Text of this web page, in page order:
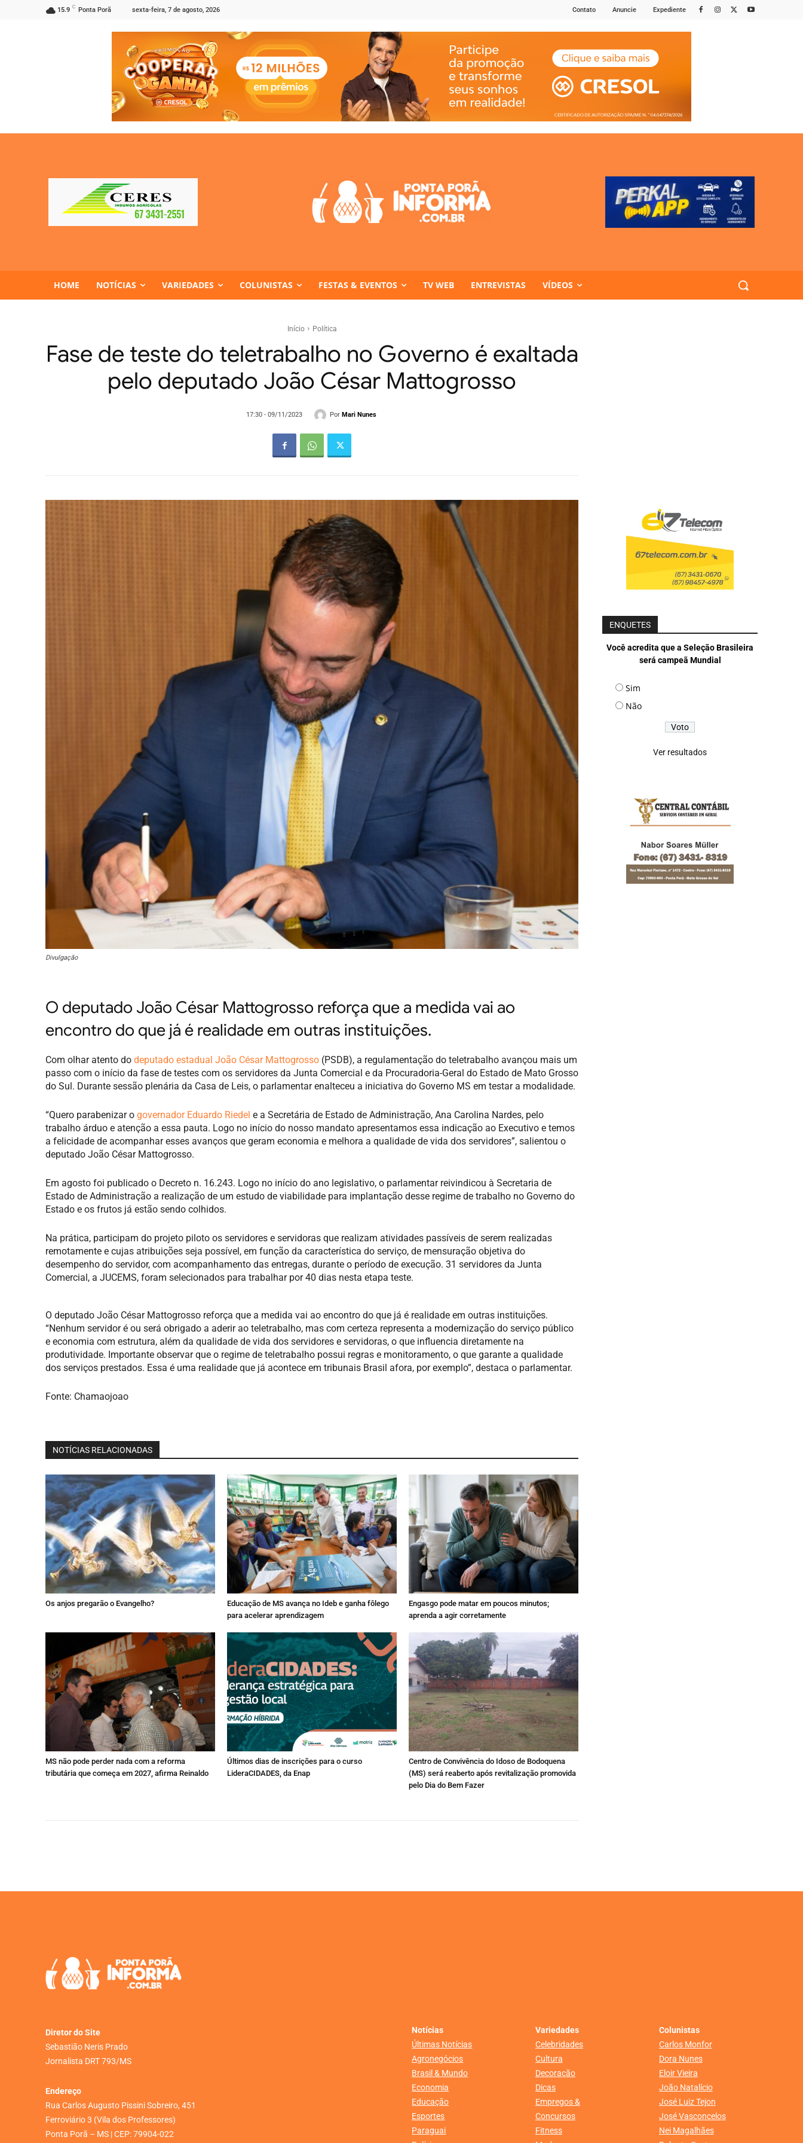
15.9 C Ponta Porã sexta-feira, 7 de agosto, 2026 Contato Anuncie Expediente
HOME NOTÍCIAS VARIEDADES COLUNISTAS FESTAS & EVENTOS TV WEB ENTREVISTAS VÍDEOS
Início Política
Fase de teste do teletrabalho no Governo é exaltada
pelo deputado João César Mattogrosso
17:30 - 09/11/2023 Por Mari Nunes
Divulgação
O deputado João César Mattogrosso reforça que a medida vai ao
encontro do que já é realidade em outras instituições.
Com olhar atento do deputado estadual João César Mattogrosso (PSDB), a regulamentação do teletrabalho avançou mais um
passo com o início da fase de testes com os servidores da Junta Comercial e da Procuradoria-Geral do Estado de Mato Grosso
do Sul. Durante sessão plenária da Casa de Leis, o parlamentar enalteceu a iniciativa do Governo MS em testar a modalidade.
“Quero parabenizar o governador Eduardo Riedel e a Secretária de Estado de Administração, Ana Carolina Nardes, pelo
trabalho árduo e atenção a essa pauta. Logo no início do nosso mandato apresentamos essa indicação ao Executivo e temos
a felicidade de acompanhar esses avanços que geram economia e melhora a qualidade de vida dos servidores”, salientou o
deputado João César Mattogrosso.
Em agosto foi publicado o Decreto n. 16.243. Logo no início do ano legislativo, o parlamentar reivindicou à Secretaria de
Estado de Administração a realização de um estudo de viabilidade para implantação desse regime de trabalho no Governo do
Estado e os frutos já estão sendo colhidos.
Na prática, participam do projeto piloto os servidores e servidoras que realizam atividades passíveis de serem realizadas
remotamente e cujas atribuições seja possível, em função da característica do serviço, de mensuração objetiva do
desempenho do servidor, com acompanhamento das entregas, durante o período de execução. 31 servidores da Junta
Comercial, a JUCEMS, foram selecionados para trabalhar por 40 dias nesta etapa teste.
O deputado João César Mattogrosso reforça que a medida vai ao encontro do que já é realidade em outras instituições.
“Nenhum servidor é ou será obrigado a aderir ao teletrabalho, mas com certeza representa a modernização do serviço público
e economia com estrutura, além da qualidade de vida dos servidores e servidoras, o que influencia diretamente na
produtividade. Importante observar que o regime de teletrabalho possui regras e monitoramento, o que garante a qualidade
dos serviços prestados. Essa é uma realidade que já acontece em tribunais Brasil afora, por exemplo”, destaca o parlamentar.
Fonte: Chamaojoao
NOTÍCIAS RELACIONADAS
Os anjos pregarão o Evangelho?
Educação de MS avança no Ideb e ganha fôlego
para acelerar aprendizagem
Engasgo pode matar em poucos minutos;
aprenda a agir corretamente
MS não pode perder nada com a reforma
tributária que começa em 2027, afirma Reinaldo
Últimos dias de inscrições para o curso
LideraCIDADES, da Enap
Centro de Convivência do Idoso de Bodoquena
(MS) será reaberto após revitalização promovida
pelo Dia do Bem Fazer
ENQUETES
Você acredita que a Seleção Brasileira
será campeã Mundial
Sim
Não
Ver resultados
Diretor do Site
Sebastião Neris Prado
Jornalista DRT 793/MS
Endereço
Rua Carlos Augusto Pissini Sobreiro, 451
Ferroviário 3 (Vila dos Professores)
Ponta Porã – MS | CEP: 79904-022
Notícias
Últimas Notícias
Agronegócios
Brasil & Mundo
Economia
Educação
Esportes
Paraguai
Variedades
Celebridades
Cultura
Decoração
Dicas
Empregos &
Concursos
Fitness
Colunistas
Carlos Monfor
Dora Nunes
Eloir Vieira
João Natalício
José Luiz Tejon
José Vasconcelos
Nei Magalhães